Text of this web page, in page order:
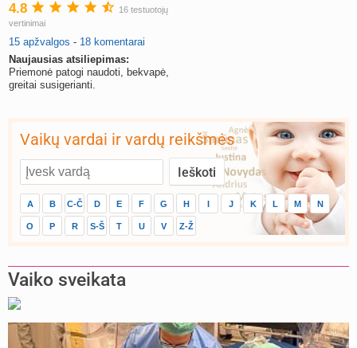
4.8
16 testuotojų
vertinimai
15 apžvalgos - 18 komentarai
Naujausias atsiliepimas:
Priemonė patogi naudoti, bekvapė,
greitai susigerianti.
Vaikų vardai ir vardų reikšmės
A B C-Č D E F G H I J K L M N
O P R S-Š T U V Z-Ž
Vaiko sveikata